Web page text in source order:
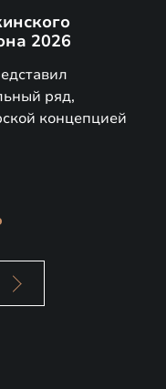
2026
ряд,
концепцией